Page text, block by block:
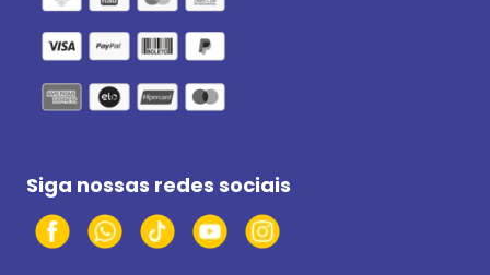
Siga nossas redes sociais